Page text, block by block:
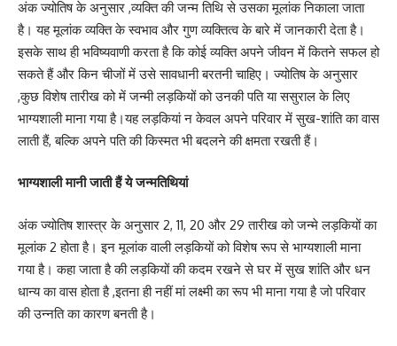
अंक ज्योतिष के अनुसार ,व्यक्ति की जन्म तिथि से उसका मूलांक निकाला जाता
है। यह मूलांक व्यक्ति के स्वभाव और गुण व्यक्तित्व के बारे में जानकारी देता है।
इसके साथ ही भविष्यवाणी करता है कि कोई व्यक्ति अपने जीवन में कितने सफल हो
सकते हैं और किन चीजों में उसे सावधानी बरतनी चाहिए। ज्योतिष के अनुसार
,कुछ विशेष तारीख को में जन्मी लड़कियों को उनकी पति या ससुराल के लिए
भाग्यशाली माना गया है।यह लड़कियां न केवल अपने परिवार में सुख-शांति का वास
लाती हैं, बल्कि अपने पति की किस्मत भी बदलने की क्षमता रखती हैं।
भाग्यशाली मानी जाती हैं ये जन्मतिथियां
अंक ज्योतिष शास्त्र के अनुसार 2, 11, 20 और 29 तारीख को जन्मे लड़कियों का
मूलांक 2 होता है। इन मूलांक वाली लड़कियों को विशेष रूप से भाग्यशाली माना
गया है। कहा जाता है की लड़कियों की कदम रखने से घर में सुख शांति और धन
धान्य का वास होता है ,इतना ही नहीं मां लक्ष्मी का रूप भी माना गया है जो परिवार
की उन्नति का कारण बनती है।